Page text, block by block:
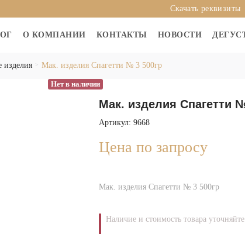
Скачать реквизиты
О КОМПАНИИ КОНТАКТЫ НОВОСТИ
изделия Мак. изделия Спагетти № 3 500гр
Нет в наличии
Мак. изделия Спагетти
Артикул: 9668
Цена по запросу
Мак. изделия Спагетти № 3 500гр
Наличие и стоимость товара